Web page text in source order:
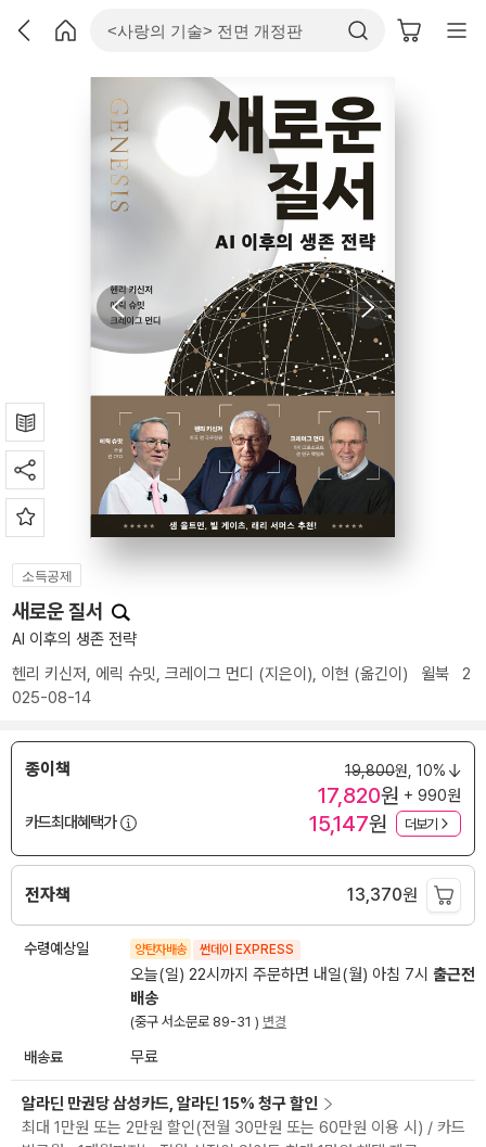
소득공제
새로운 질서
AI 이후의 생존 전략
헨리 키신저, 에릭 슈밋, 크레이그 먼디 (지은이), 이현 (옮긴이) 윌북 2
025-08-14
종이책 19,800원, 10%
17,820원 + 990원
카드최대혜택가
15,147원 더보기
전자책 13,370원
수령예상일 양탄자배송 썬데이 EXPRESS
오늘(일) 22시까지 주문하면 내일(월) 아침 7시 출근전
배송
(중구 서소문로 89-31 ) 변경
배송료 무료
알라딘 만권당 삼성카드, 알라딘 15% 청구 할인
최대 1만원 또는 2만원 할인(전월 30만원 또는 60만원 이용 시) / 카드